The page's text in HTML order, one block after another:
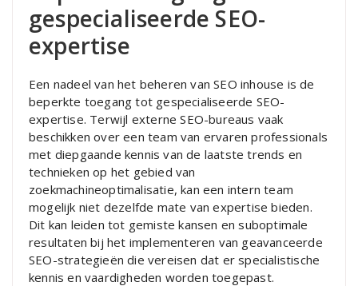
gespecialiseerde SEO-
expertise
Een nadeel van het beheren van SEO inhouse is de
beperkte toegang tot gespecialiseerde SEO-
expertise. Terwijl externe SEO-bureaus vaak
beschikken over een team van ervaren professionals
met diepgaande kennis van de laatste trends en
technieken op het gebied van
zoekmachineoptimalisatie, kan een intern team
mogelijk niet dezelfde mate van expertise bieden.
Dit kan leiden tot gemiste kansen en suboptimale
resultaten bij het implementeren van geavanceerde
SEO-strategieën die vereisen dat er specialistische
kennis en vaardigheden worden toegepast.